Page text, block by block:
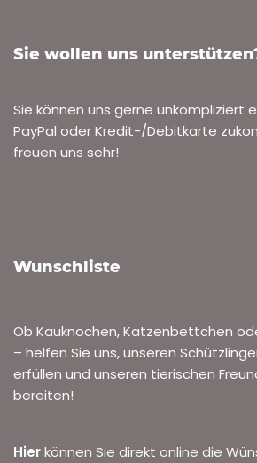
Sie wollen uns
Sie können uns gerne unkompliziert
PayPal oder Kredit-/Debitkarte
freuen uns sehr!
Wunschliste
Ob Kauknochen, Katzenbettchen
– helfen Sie uns, unseren
erfüllen und unseren tierischen
bereiten!
Hierkönnen Sie direkt online die